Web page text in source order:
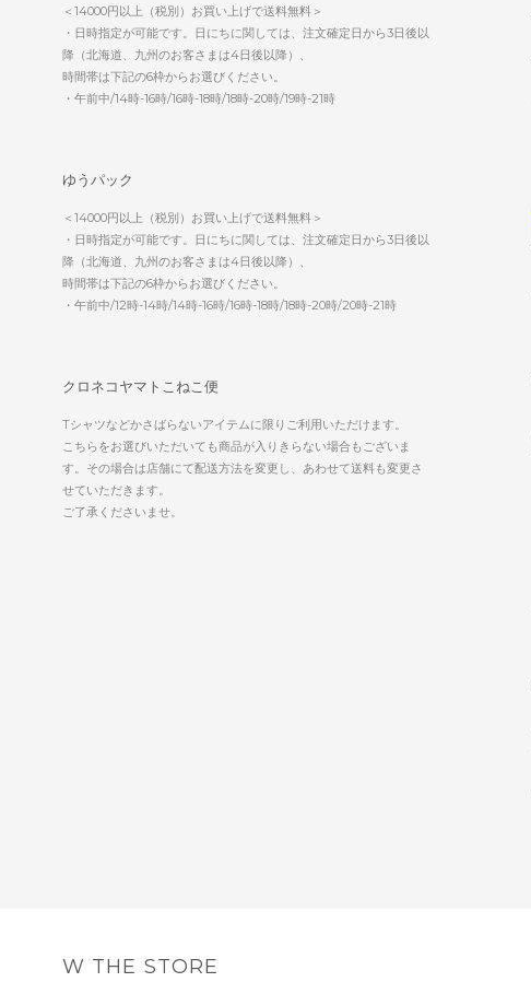
＜14000円以上（税別）お買い上げで送料無料＞
・日時指定が可能です。日にちに関しては、注文確定日から3日後以
降（北海道、九州のお客さまは4日後以降）、
時間帯は下記の6枠からお選びください。
・午前中/14時-16時/16時-18時/18時-20時/19時-21時
ゆうパック
＜14000円以上（税別）お買い上げで送料無料＞
・日時指定が可能です。日にちに関しては、注文確定日から3日後以
降（北海道、九州のお客さまは4日後以降）、
時間帯は下記の6枠からお選びください。
・午前中/12時-14時/14時-16時/16時-18時/18時-20時/20時-21時
クロネコヤマトこねこ便
Tシャツなどかさばらないアイテムに限りご利用いただけます。
こちらをお選びいただいても商品が入りきらない場合もございま
す。その場合は店舗にて配送方法を変更し、あわせて送料も変更さ
せていただきます。
ご了承くださいませ。
W THE STORE